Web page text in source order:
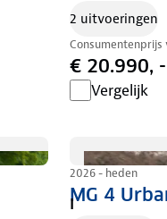
2 uitvoeringen
Consumentenprijs
€ 20.990, -
Vergelijk
MG 4
2026 - heden
I